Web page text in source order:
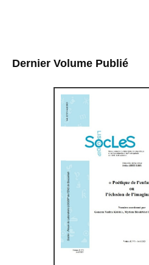
Dernier Volume Publié